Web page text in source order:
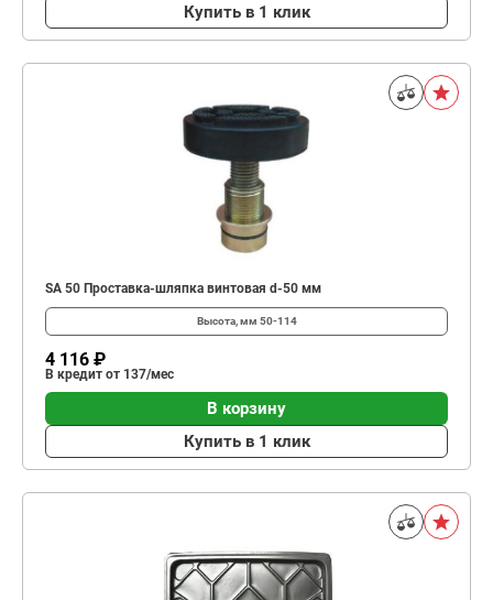
Купить в 1 клик
SA 50 Проставка-шляпка винтовая d-50 мм
Высота, мм 50-114
4 116 ₽
В кредит от 137/мес
В корзину
Купить в 1 клик